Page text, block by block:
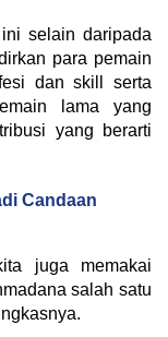
selain daripada
para pemain
dan skill serta
lama yang
yang berarti
Candaan
juga memakai
salah satu